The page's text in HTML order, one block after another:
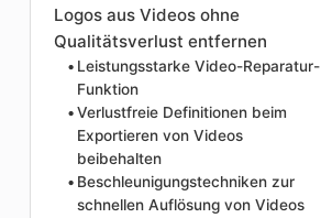
Logos aus Videos ohne
Qualitätsverlust entfernen
Leistungsstarke Video-Reparatur-
Funktion
Verlustfreie Definitionen beim
Exportieren von Videos
beibehalten
Beschleunigungstechniken zur
schnellen Auflösung von Videos